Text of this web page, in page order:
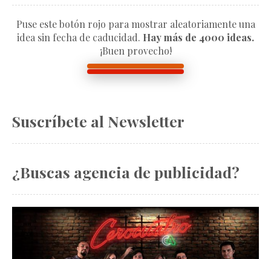
Puse este botón rojo para mostrar aleatoriamente una
idea sin fecha de caducidad. Hay más de 4000 ideas.
¡Buen provecho!
Suscríbete al Newsletter
¿Buscas agencia de publicidad?